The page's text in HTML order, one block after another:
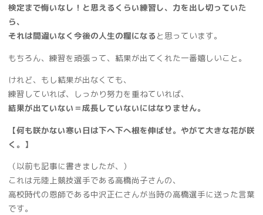
検定まで悔いなし！と思えるくらい練習し、力を出し切っていた
ら、
それは間違いなく今後の人生の糧になる と思っています。
もちろん、練習を頑張って、結果が出てくれた一番嬉しいこと。
けれど、もし結果が出なくても、
練習していれば、しっかり努力を重ねていれば、
結果が出ていない＝成長していないにはなりません。
【何も咲かない寒い日は下へ下へ根を伸ばせ。やがて大きな花が咲
く。】
（以前も記事に書きましたが、）
これは元陸上競技選手である高橋尚子さんの、
高校時代の恩師である中沢正仁さんが当時の高橋選手に送った言葉
です。